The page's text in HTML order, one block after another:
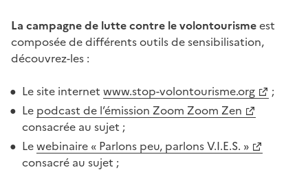
La campagne de lutte contre le volontourismeest
composée de différents outils de sensibilisation,
découvrez-les :
Le site internet www.stop-volontourisme.org
;
Le podcast de l’émission Zoom Zoom Zen
consacrée au sujet ;
Lewebinaire « Parlons peu, parlons V.I.E.S. »
consacré au sujet ;